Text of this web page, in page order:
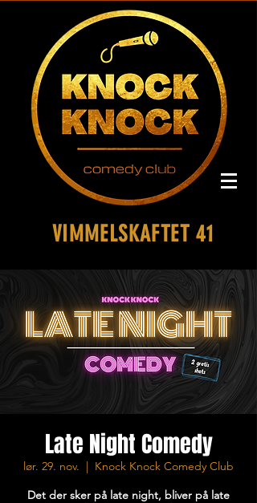
VIMMELSKAFTET 41
Late Night Comedy
lør. 29. nov.
  |
Knock Knock Comedy Club
Det der sker på late night, bliver på late